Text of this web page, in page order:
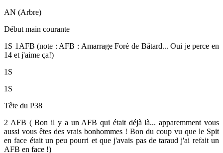
AN (Arbre)
Début main courante
1S 1AFB (note : AFB : Amarrage Foré de Bâtard... Oui je perce en
14 et j'aime ça!)
1S
1S
Tête du P38
2 AFB ( Bon il y a un AFB qui était déjà là... apparemment vous
aussi vous êtes des vrais bonhommes ! Bon du coup vu que le Spit
en face était un peu pourri et que j'avais pas de taraud j'ai refait un
AFB en face !)